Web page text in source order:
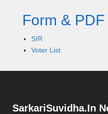
Form &
SIR
Voter List
SarkariSuvidha.In